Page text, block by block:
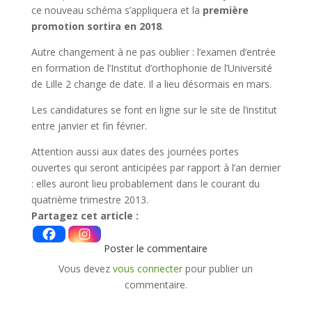
ce nouveau schéma s’appliquera et la première
promotion sortira en 2018.
Autre changement à ne pas oublier : l’examen d’entrée
en formation de l’Institut d’orthophonie de l’Université
de Lille 2 change de date. Il a lieu désormais en mars.
Les candidatures se font en ligne sur le site de l’institut
entre janvier et fin février.
Attention aussi aux dates des journées portes
ouvertes qui seront anticipées par rapport à l’an dernier
: elles auront lieu probablement dans le courant du
quatrième trimestre 2013.
Partagez cet article :
Poster le commentaire
Vous devezvous connecter pour publier un
commentaire.